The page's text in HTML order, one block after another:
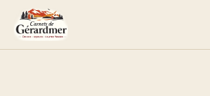
Aller
contenu